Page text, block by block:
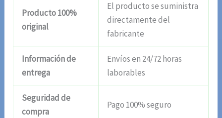
Producto 100%
original
El producto se suministra
directamente del
fabricante
Información de
entrega
Envíos en 24/72 horas
laborables
Seguridad de
compra
Pago 100% seguro